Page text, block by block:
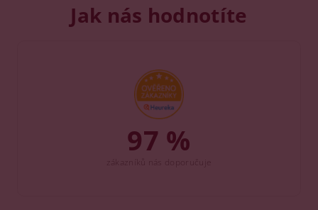
Jak nás hodnotíte
97 %